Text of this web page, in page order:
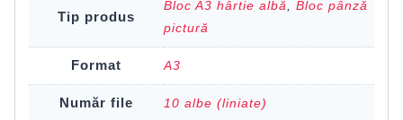
Tip produs
Bloc A3 hârtie albă, Bloc pânză
pictură
Format A3
Număr file 10 albe (liniate)